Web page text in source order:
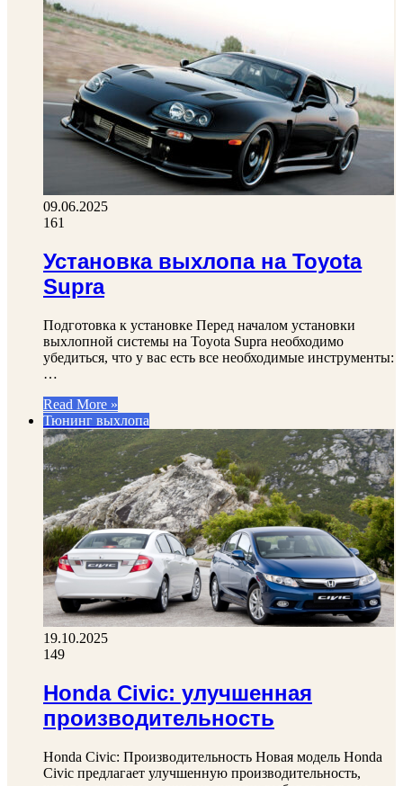
09.06.2025
161
Установка выхлопа на Toyota
Supra
Подготовка к установке Перед началом установки
выхлопной системы на Toyota Supra необходимо
убедиться, что у вас есть все необходимые инструменты:
…
Read More »
Тюнинг выхлопа
19.10.2025
149
Honda Civic: улучшенная
производительность
Honda Civic: Производительность Новая модель Honda
Civic предлагает улучшенную производительность,